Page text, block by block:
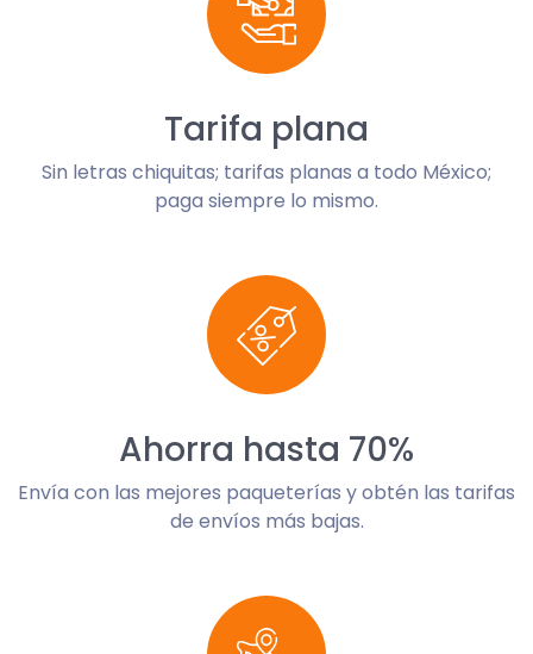
Tarifa plana
Sin letras chiquitas; tarifas planas a todo México;
paga siempre lo mismo.
Ahorra hasta 70%
Envía con las mejores paqueterías y obtén las tarifas
de envíos más bajas.